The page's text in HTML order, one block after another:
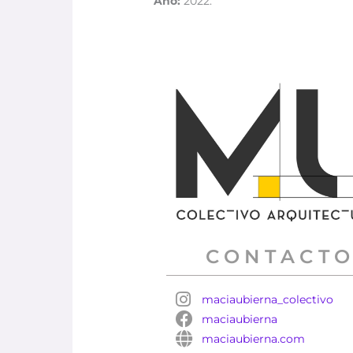
maciaubierna_colectivo
maciaubierna
maciaubierna.com